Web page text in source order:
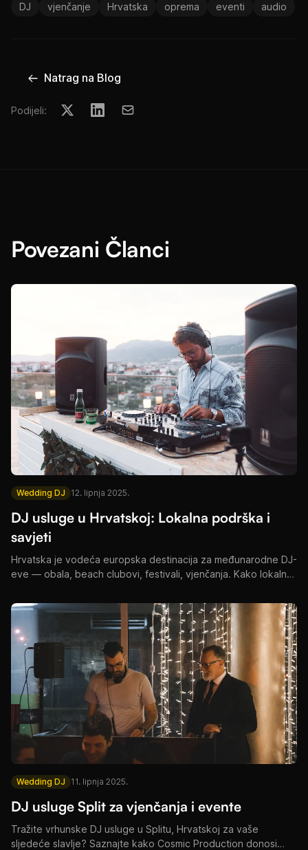
DJ vjenčanje Hrvatska oprema eventi audio
Natrag na Blog
Podijeli:
Povezani Članci
Wedding DJ 12. lipnja 2025.
DJ usluge u Hrvatskoj: Lokalna podrška i
savjeti
Hrvatska je vodeća europska destinacija za međunarodne DJ-
eve — obala, beach clubovi, festivali, vjenčanja. Kako lokalna
Wedding DJ 11. lipnja 2025.
DJ usluge Split za vjenčanja i evente
Tražite vrhunske DJ usluge u Splitu, Hrvatskoj za vaše
sljedeće slavlje? Saznajte kako Cosmic Production donosi